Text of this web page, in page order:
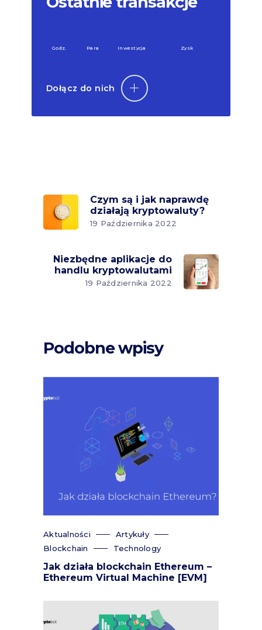
Godz. Para Inwestycja Zysk
Dołącz do nich
Czym są i jak naprawdę
działają kryptowaluty?
19 Października 2022
Niezbędne aplikacje do
handlu kryptowalutami
19 Października 2022
Podobne wpisy
Aktualności
Artykuły
Blockchain
Technology
Jak działa blockchain Ethereum –
Ethereum Virtual Machine [EVM]